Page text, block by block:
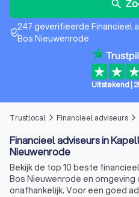
search
verified_user
247 geverifieerde Financieel
Bos Nieuwenrode
Uitstekend|
Trustlocal arrow_forward_ios Financieel adviseurs arrow_forward_ios
Financieel adviseurs in
Nieuwenrode
Bekijk de top 10 beste
Bos Nieuwenrode en
onafhankelijk. Voor een goed